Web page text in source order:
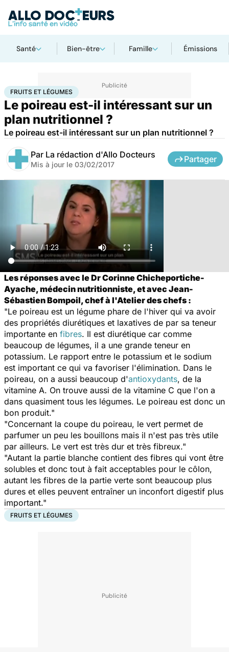
Santé Bien-être Famille Émissions
AccueilSanté Fruits et légumes
FRUITS ET LÉGUMES
Le poireau est-il intéressant sur un
plan nutritionnel ?
Le poireau est-il intéressant sur un plan nutritionnel ?
Par La rédaction d'Allo Docteurs
Mis à jour le 03/02/2017
Partager
Les réponses avec le Dr Corinne Chicheportiche-
Ayache, médecin nutritionniste, et avec Jean-
Sébastien Bompoil, chef à l'Atelier des chefs :
"Le poireau est un légume phare de l'hiver qui va avoir
des propriétés diurétiques et laxatives de par sa teneur
importante en fibres. Il est diurétique car comme
beaucoup de légumes, il a une grande teneur en
potassium. Le rapport entre le potassium et le sodium
est important ce qui va favoriser l'élimination. Dans le
poireau, on a aussi beaucoup d'antioxydants, de la
vitamine A. On trouve aussi de la vitamine C que l'on a
dans quasiment tous les légumes. Le poireau est donc un
bon produit."
"Concernant la coupe du poireau, le vert permet de
parfumer un peu les bouillons mais il n'est pas très utile
par ailleurs. Le vert est très dur et très fibreux."
"Autant la partie blanche contient des fibres qui vont être
solubles et donc tout à fait acceptables pour le côlon,
autant les fibres de la partie verte sont beaucoup plus
dures et elles peuvent entraîner un inconfort digestif plus
important."
FRUITS ET LÉGUMES